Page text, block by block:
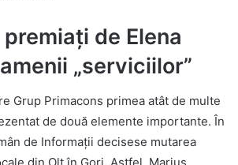
de Elena
„serviciilor”
Grup Primacons primea atât de multe
de două elemente importante. În
de Informații decisese mutarea